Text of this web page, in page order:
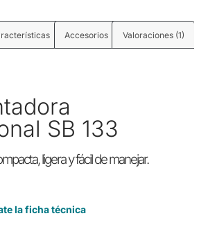
Accesorios Valoraciones (1)
SB 133
ligera y fácil de manejar.
la ficha técnica